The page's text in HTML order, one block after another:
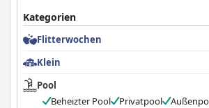
Kategorien
Flitterwochen
Klein
Pool
Beheizter Pool
Privatpool